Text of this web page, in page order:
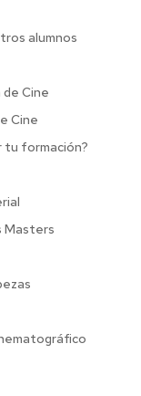
alumnos
Cine
Cine
tu formación?
Masters